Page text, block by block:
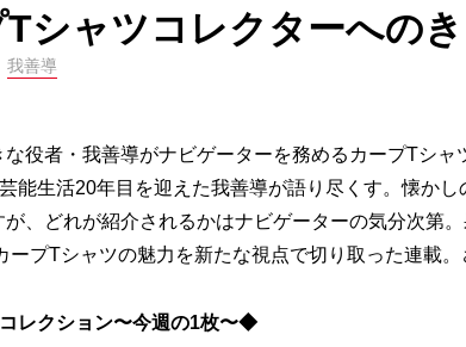
Tシャツコレクターへの
我善導
役者・我善導がナビゲーターを務めるカープTシャ
能生活20年目を迎えた我善導が語り尽くす。懐か
が、どれが紹介されるかはナビゲーターの気分次第
ープTシャツの魅力を新たな視点で切り取った連載。
レクション〜今週の1枚〜◆